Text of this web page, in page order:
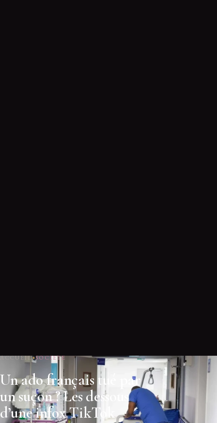
ACCUEIL SOCIETE
Un ado français tué par
un suçon ? Les dessous
d’une infox TikTok